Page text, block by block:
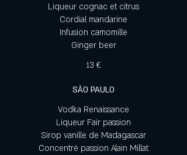
Liqueur cognac et citrus
Cordial mandarine
Infusion camomille
Ginger beer
13 €
SÃO PAULO
Vodka Renaissance
Liqueur Fair passion
Sirop vanille de Madagascar
Concentré passion Alain Millat